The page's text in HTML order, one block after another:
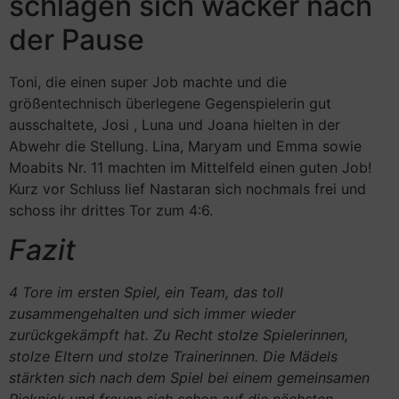
der Pause
Toni, die einen super Job machte und die
größentechnisch überlegene Gegenspielerin gut
ausschaltete, Josi , Luna und Joana hielten in der
Abwehr die Stellung. Lina, Maryam und Emma sowie
Moabits Nr. 11 machten im Mittelfeld einen guten Job!
Kurz vor Schluss lief Nastaran sich nochmals frei und
schoss ihr drittes Tor zum 4:6.
Fazit
4 Tore im ersten Spiel, ein Team, das toll
zusammengehalten und sich immer wieder
zurückgekämpft hat. Zu Recht stolze Spielerinnen,
stolze Eltern und stolze Trainerinnen. Die Mädels
stärkten sich nach dem Spiel bei einem gemeinsamen